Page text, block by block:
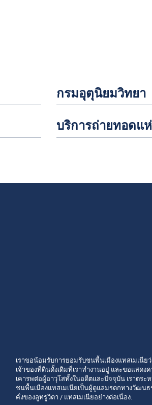
กรมอุตุนิยมวิทยา
บริการถ่ายทอดแ
เราขอน้อมรับการยอมรับชนพื้นเมืองแทสเมเนียว่
เจ้าของที่ดินดั้งเดิมที่เราทำงานอยู่ และขอแสดง
เคารพต่อผู้อาวุโสทั้งในอดีตและปัจจุบัน เราตระ
ชนพื้นเมืองแทสเมเนียเป็นผู้ดูแลมรดกทางวัฒน
คั่งของลูทรูวิตา / แทสเมเนียอย่างต่อเนื่อง.